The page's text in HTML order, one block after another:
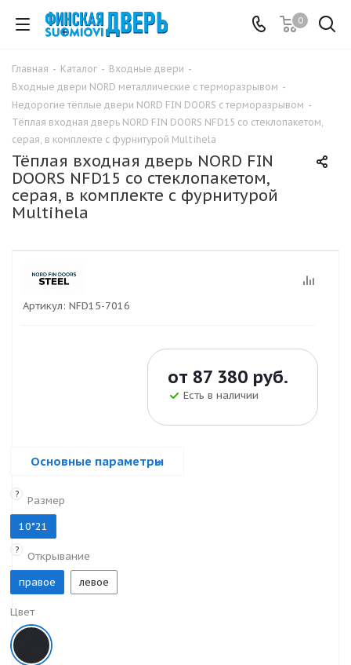
0
Главная - Каталог - Входные двери -
Входные двери NORD металлические с терморазрывом -
Недорогие тёплые двери NORD FIN DOORS с терморазрывом -
Тёплая входная дверь NORD FIN DOORS NFD15 со стеклопакетом,
серая, в комплекте с фурнитурой Multihela
Тёплая входная дверь NORD FIN
DOORS NFD15 со стеклопакетом,
серая, в комплекте с фурнитурой
Multihela
Артикул: NFD15-7016
от 87 380 руб.
Есть в наличии
Основные параметры
?
Размер
10*21
?
Открывание
правое
левое
Цвет